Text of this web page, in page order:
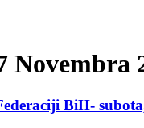
Novembra
BiH-